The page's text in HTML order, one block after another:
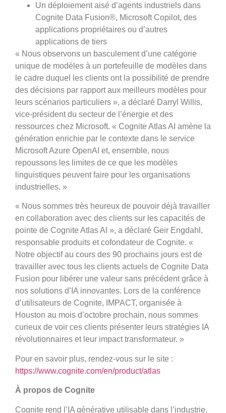
Un déploiement aisé d’agents industriels dans
Cognite Data Fusion®, Microsoft Copilot, des
applications propriétaires ou d’autres
applications de tiers
« Nous observons un basculement d’une catégorie
unique de modèles à un portefeuille de modèles dans
le cadre duquel les clients ont la possibilité de prendre
des décisions par rapport aux meilleurs modèles pour
leurs scénarios particuliers », a déclaré Darryl Willis,
vice-président du secteur de l’énergie et des
ressources chez Microsoft. « Cognite Atlas AI amène la
génération enrichie par le contexte dans le service
Microsoft Azure OpenAI et, ensemble, nous
repoussons les limites de ce que les modèles
linguistiques peuvent faire pour les organisations
industrielles. »
« Nous sommes très heureux de pouvoir déjà travailler
en collaboration avec des clients sur les capacités de
pointe de Cognite Atlas AI », a déclaré Geir Engdahl,
responsable produits et cofondateur de Cognite. «
Notre objectif au cours des 90 prochains jours est de
travailler avec tous les clients actuels de Cognite Data
Fusion pour libérer une valeur sans précédent grâce à
nos solutions d’IA innovantes. Lors de la conférence
d’utilisateurs de Cognite, IMPACT, organisée à
Houston au mois d’octobre prochain, nous sommes
curieux de voir ces clients présenter leurs stratégies IA
révolutionnaires et leur impact transformateur. »
Pour en savoir plus, rendez-vous sur le site :
https://www.cognite.com/en/product/atlas
À propos de Cognite
Cognite rend l’IA générative utilisable dans l’industrie.